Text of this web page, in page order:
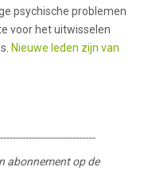
psychische problemen
voor het uitwisselen
Nieuwe leden zijn van
abonnement op de